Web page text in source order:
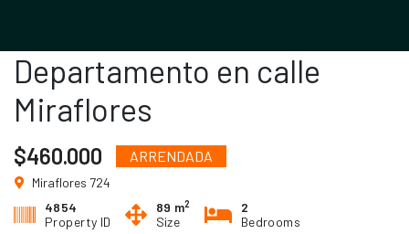
Departamento en calle
Miraflores
$460.000 ARRENDADA
Miraflores 724
4854
Property ID
89 m2
Size
2
Bedrooms